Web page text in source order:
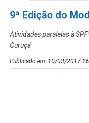
9ª Edição do
Atividades paralelas à
Curuçá
Publicado em: 10/03/2017